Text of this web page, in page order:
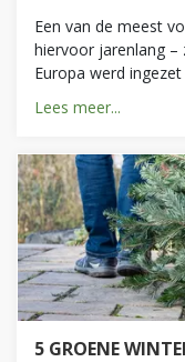
Een van de meest
hiervoor jarenlang –
Europa werd
Lees meer...
5 GROENE